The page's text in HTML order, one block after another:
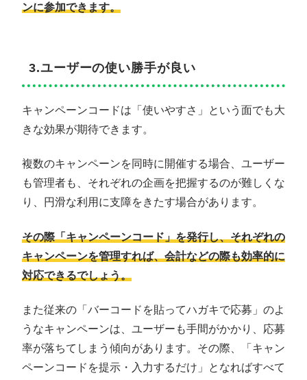
ンに参加できます。
3.ユーザーの使い勝手が良い
キャンペーンコードは「使いやすさ」という面でも大
きな効果が期待できます。
複数のキャンペーンを同時に開催する場合、ユーザー
も管理者も、それぞれの企画を把握するのが難しくな
り、円滑な利用に支障をきたす場合があります。
その際「キャンペーンコード」を発行し、それぞれの
キャンペーンを管理すれば、会計などの際も効率的に
対応できるでしょう。
また従来の「バーコードを貼ってハガキで応募」のよ
うなキャンペーンは、ユーザーも手間がかかり、応募
率が落ちてしまう傾向があります。その際、「キャン
ペーンコードを提示・入力するだけ」となればすべて